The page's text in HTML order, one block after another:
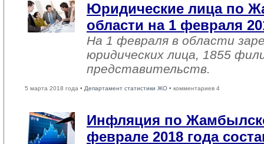
Юридические лица по
области на 1 февраля
На 1 февраля в области
юридических лица, 1855
представительств.
5 марта 2018 года • Департамент статистики ЖО • комментариев 4
Инфляция по
феврале 2018 года